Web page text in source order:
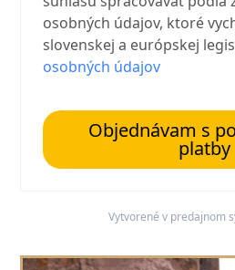
osobných údajov, ktoré
slovenskej a európskej
osobných údajov
Objednávam s
platby
Vytvorené v predajnom